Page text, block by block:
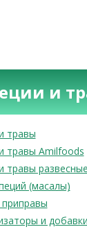
и
травы
травы Amilfoods
травы развесные
(масалы)
и добавки